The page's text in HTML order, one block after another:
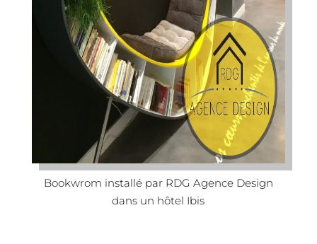
Bookwrom installé par RDG Agence Design
dans un hôtel Ibis